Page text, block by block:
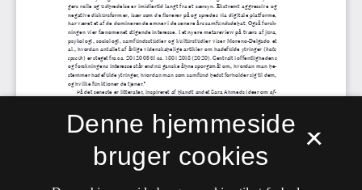
×
Denne hjemmeside
bruger cookies